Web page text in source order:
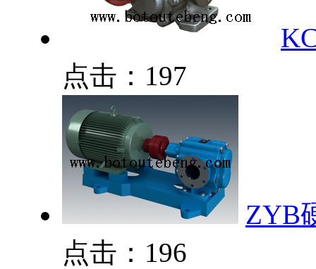
点击：197
ZYB
点击：196